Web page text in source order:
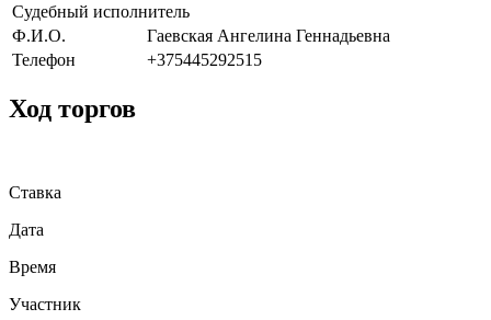
Судебный исполнитель
Ф.И.О.
Гаевская Ангелина Геннадьевна
Телефон
+375445292515
Ход торгов
Ставка
Дата
Время
Участник